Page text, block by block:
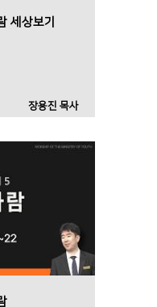
세상보기
장용진 목사